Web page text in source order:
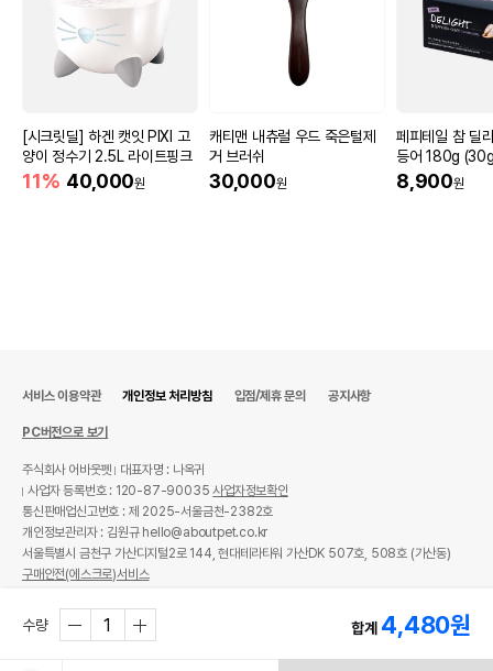
[시크릿딜] 하겐 캣잇 PIXI 고
양이 정수기 2.5L 라이트핑크
11% 40,000원
캐티맨 내츄럴 우드 죽은털제
거 브러쉬
30,000원
페피테일 참 딜
등어 180g
8,900원
수량 합계 4,480원
서비스 이용약관 개인정보 처리방침 입점/제휴 문의 공지사항
PC버전으로 보기
주식회사 어바웃펫
대표자명 : 나옥귀
사업자 등록번호 : 120-87-90035사업자정보확인
통신판매업신고번호 : 제 2025-서울금천-2382호
개인정보관리자 : 김원규 hello@aboutpet.co.kr
서울특별시 금천구 가산디지털2로 144, 현대테라타워 가산DK 507호, 508호 (가산동)
구매안전(에스크로)서비스